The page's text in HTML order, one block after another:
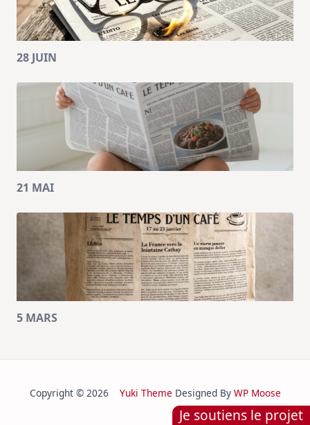
Je soutiens le projet
28 JUIN
21 MAI
5 MARS
Copyright © 2026 Yuki Theme Designed By WP Moose